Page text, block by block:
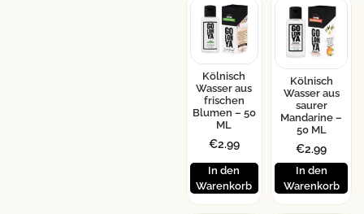
Kölnisch
Wasser aus
frischen
Blumen – 50
ML
€2.99
In den
Warenkorb
Kölnisch
Wasser aus
saurer
Mandarine –
50 ML
€2.99
In den
Warenkorb